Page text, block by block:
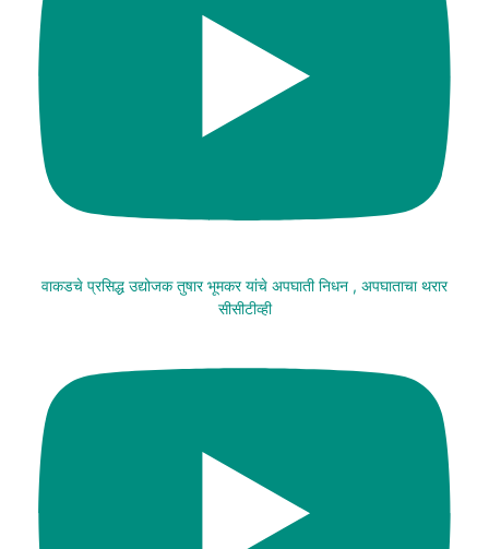
वाकडचे प्रसिद्ध उद्योजक तुषार भूमकर यांचे अपघाती निधन , अपघाताचा थरार
सीसीटीव्ही